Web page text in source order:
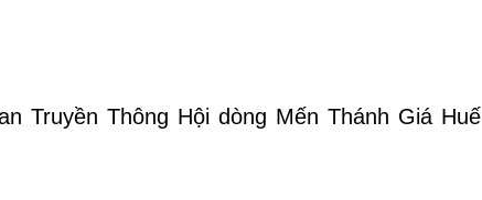
Truyền Thông Hội dòng Mến Thánh Giá Huế